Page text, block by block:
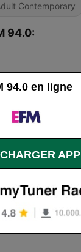
Contemporary
94.0:
Schwartz
Dance
94.0 en ligne
APP